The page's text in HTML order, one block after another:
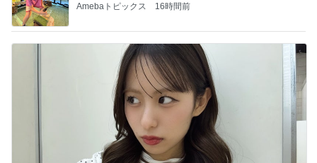
Amebaトピックス 16時間前